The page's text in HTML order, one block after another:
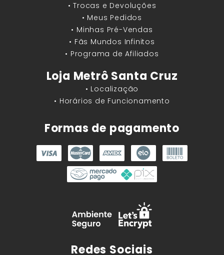
• Trocas e Devoluções
• Meus Pedidos
• Minhas Pré-Vendas
• Fãs Mundos Infinitos
• Programa de Afiliados
Loja Metrô Santa Cruz
• Localização
• Horários de Funcionamento
Formas de pagamento
Redes Sociais